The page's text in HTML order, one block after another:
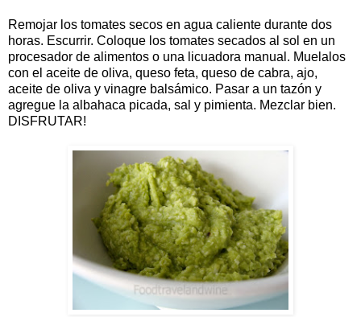
Remojar los tomates secos en agua caliente durante dos
horas. Escurrir. Coloque los tomates secados al sol en un
procesador de alimentos o una licuadora manual. Muelalos
con el aceite de oliva, queso feta, queso de cabra, ajo,
aceite de oliva y vinagre balsámico. Pasar a un tazón y
agregue la albahaca picada, sal y pimienta. Mezclar bien.
DISFRUTAR!